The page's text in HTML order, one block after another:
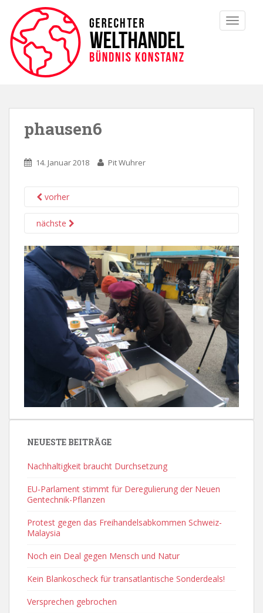
phausen6
14. Januar 2018 Pit Wuhrer
vorher
nächste
NEUESTE BEITRÄGE
Nachhaltigkeit braucht Durchsetzung
EU-Parlament stimmt für Deregulierung der Neuen
Gentechnik-Pflanzen
Protest gegen das Freihandelsabkommen Schweiz-
Malaysia
Noch ein Deal gegen Mensch und Natur
Kein Blankoscheck für transatlantische Sonderdeals!
Versprechen gebrochen